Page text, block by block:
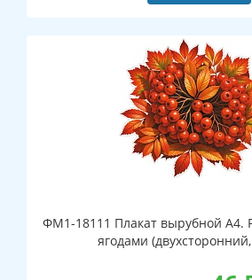
ФМ1-18111 Плакат вырубной А4.
ягодами